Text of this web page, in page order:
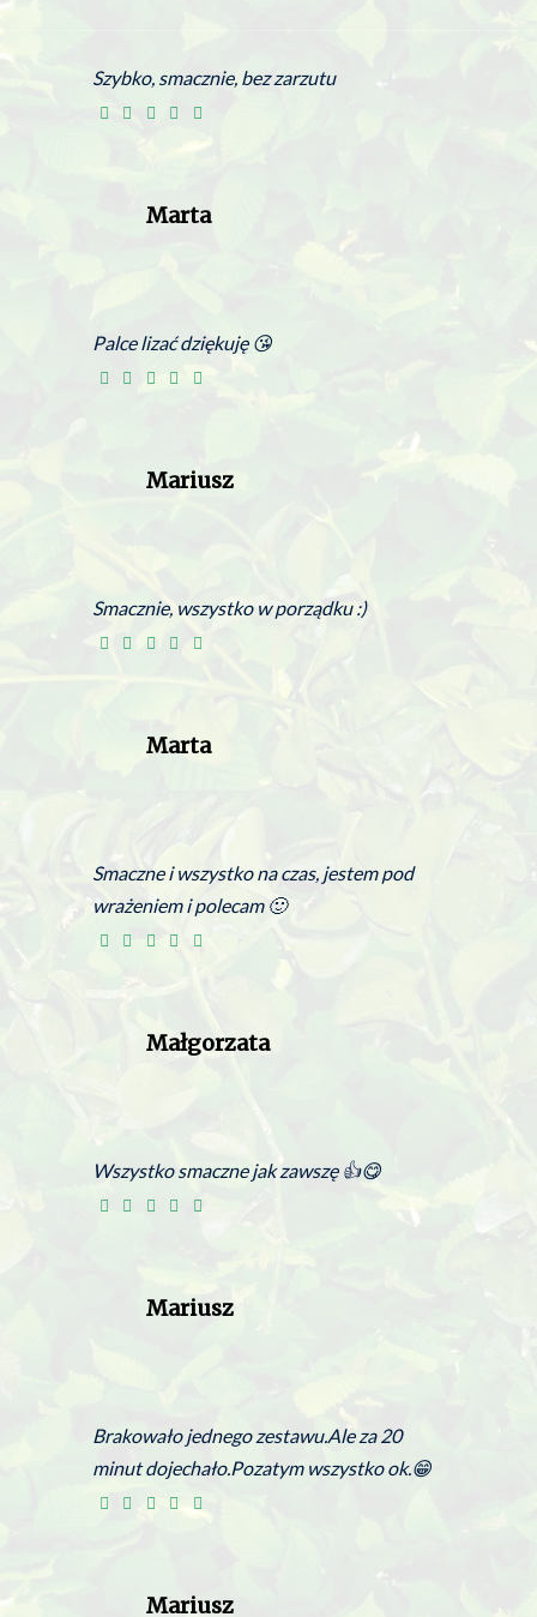
Szybko, smacznie, bez zarzutu
Marta
Palce lizać dziękuję 😘
Mariusz
Smacznie, wszystko w porządku :)
Marta
Smaczne i wszystko na czas, jestem pod
wrażeniem i polecam 🙂
Małgorzata
Wszystko smaczne jak zawszę 👍😋
Mariusz
Brakowało jednego zestawu.Ale za 20
minut dojechało.Pozatym wszystko ok.😁
Mariusz